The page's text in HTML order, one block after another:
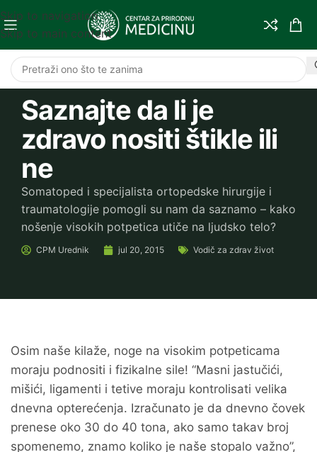
Skip to navigation
Skip to main content
Saznajte da li je
zdravo nositi štikle ili
ne
Somatoped i specijalista ortopedske hirurgije i
traumatologije pomogli su nam da saznamo – kako
nošenje visokih potpetica utiče na ljudsko telo?
CPM Urednik jul 20, 2015 Vodič za zdrav život
Osim naše kilaže, noge na visokim potpeticama
moraju podnositi i fizikalne sile! “Masni jastučići,
mišići, ligamenti i tetive moraju kontrolisati velika
dnevna opterećenja. Izračunato je da dnevno čovek
prenese oko 30 do 40 tona, ako samo takav broj
spomenemo, znamo koliko je naše stopalo važno”,